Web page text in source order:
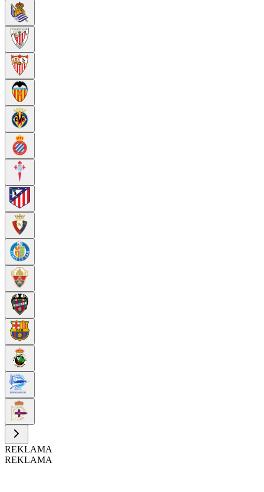
REKLAMA
REKLAMA